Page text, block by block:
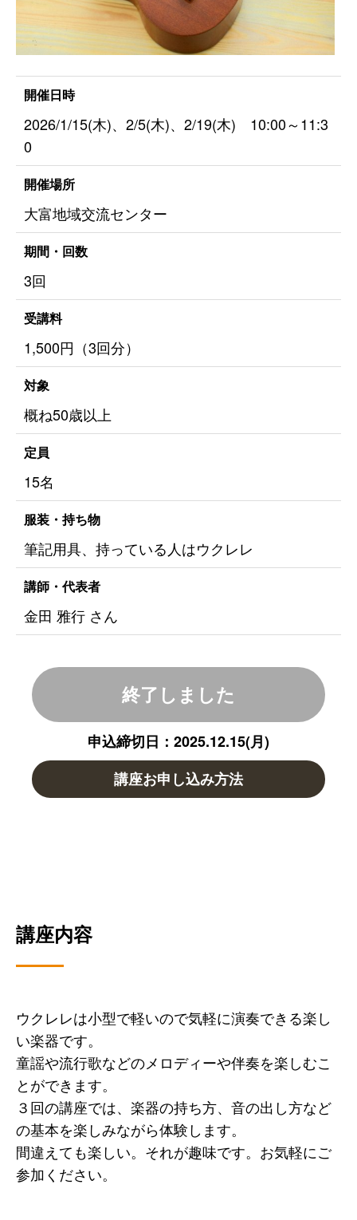
講座内容
ウクレレは小型で軽いので気軽に演奏できる楽し
い楽器です。
童謡や流行歌などのメロディーや伴奏を楽しむこ
とができます。
３回の講座では、楽器の持ち方、音の出し方など
の基本を楽しみながら体験します。
間違えても楽しい。それが趣味です。お気軽にご
参加ください。
開催日時
2026/1/15(木)、2/5(木)、2/19(木) 10:00～11:3
0
開催場所
大富地域交流センター
期間・回数
3回
受講料
1,500円（3回分）
対象
概ね50歳以上
定員
15名
服装・持ち物
筆記用具、持っている人はウクレレ
講師・代表者
金田 雅行 さん
終了しました
申込締切日：2025.12.15(月)
講座お申し込み方法